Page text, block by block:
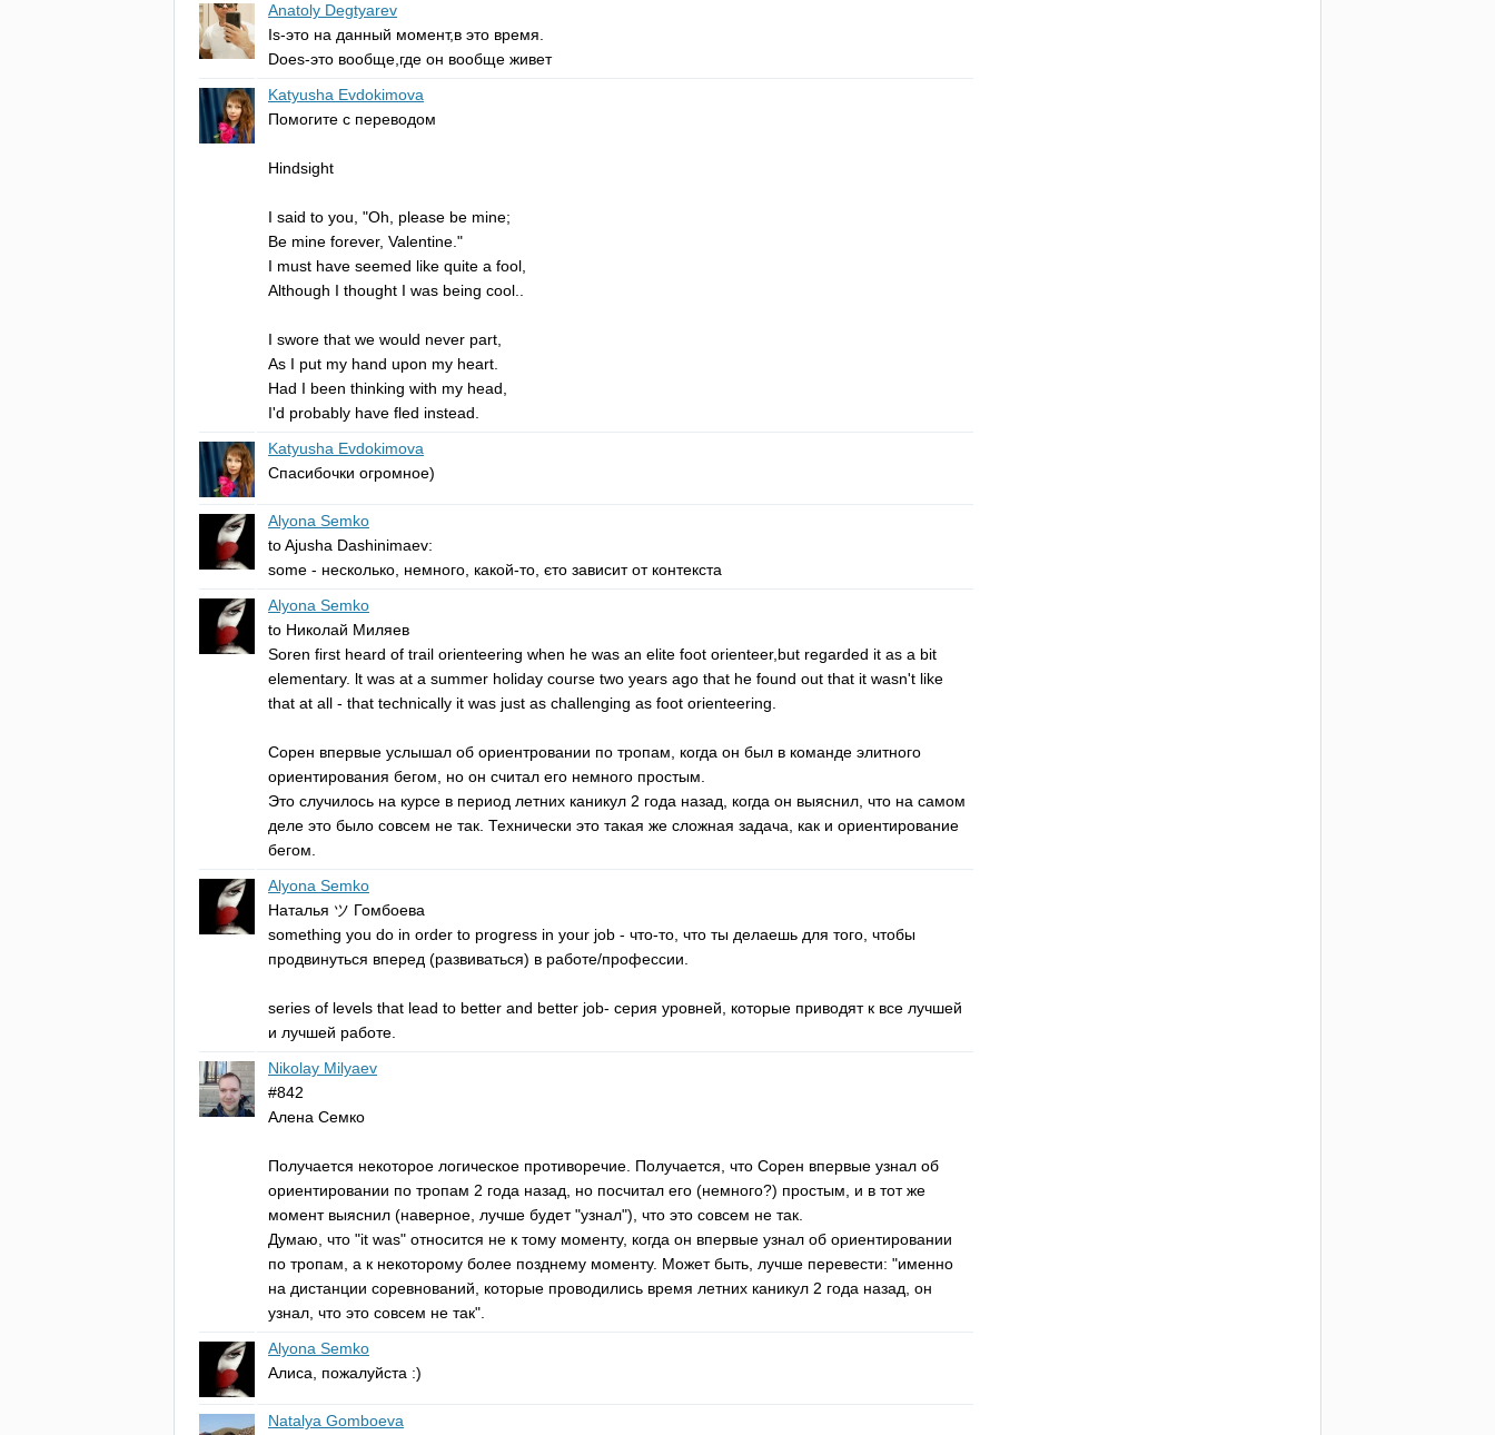
Anatoly Degtyarev
Is-это на данный момент,в это время.
Does-это вообще,где он вообще живет
Katyusha Evdokimova
Помогите с переводом
Hindsight
I said to you , "Oh please be mine;
Be mine forever, Valentine ."
I must have seemed like quite a fool
Although I thought I was being cool
I swore that we would never part
As I put my hand upon my heart
Had I been thinking with my head
I'd probably have fled instead
Katyusha Evdokimova
Спасибочки огромное)
Alyona Semko
toAjusha Dashinimaev:
some - несколько, немного, какой-то, єто зависит от контекста
Alyona Semko
to Николай Миляев
Soren first heard of trail orienteering when he was an elite foot orienteer, but regarded it as a bit
elementary. lt was at a summer holiday course two years ago that he found out that it wasn't like
that at all - that technically it was just as challenging as foot orienteering
Сорен впервые услышал об ориентровании по тропам, когда он был в команде элитного
ориентирования бегом, но он считал его немного простым.
Это случилось на курсе в период летних каникул 2 года назад, когда он выяснил, что на самом
деле это было совсем не так. Технически это такая же сложная задача, как и ориентирование
бегом.
Alyona Semko
Наталья ツ Гомбоева
something you do in order to progress in your job - что-то, что ты делаешь для того, чтобы
продвинуться вперед (развиваться) в работе/профессии.
series of levels that lead to better and better job- серия уровней, которые приводят к все лучшей
и лучшей работе.
Nikolay Milyaev
#842
Алена Семко
Получается некоторое логическое противоречие. Получается, что Сорен впервые узнал об
ориентировании по тропам 2 года назад, но посчитал его (немного?) простым, и в тот же
момент выяснил (наверное, лучше будет "узнал"), что это совсем не так.
Думаю, что "it was" относится не к тому моменту, когда он впервые узнал об ориентировании
по тропам, а к некоторому более позднему моменту. Может быть, лучше перевести: "именно
на дистанции соревнований, которые проводились время летних каникул 2 года назад, он
узнал, что это совсем не так".
Alyona Semko
Алиса, пожалуйста :)
Natalya Gomboeva